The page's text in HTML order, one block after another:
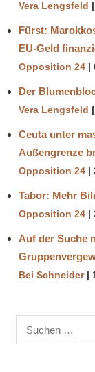
Vera Lengsfeld
Fürst:
EU-Geld
Opposition 24
Der
Vera Lengsfeld
Ceuta unter
Außengrenze
Opposition 24
Tabor: Mehr
Opposition 24
Auf der Suche
Bei Schneider
nach: